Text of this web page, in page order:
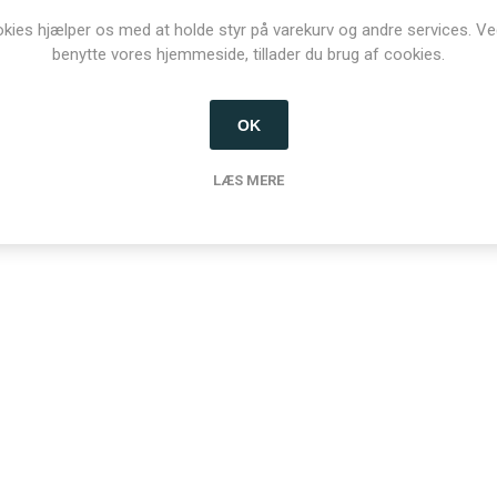
Beslag
der har købt denne vare købte
hjælper os med at holde styr på varekurv og andre services.
benytte vores hjemmeside, tillader du brug af cookies.
OK
LÆS MERE